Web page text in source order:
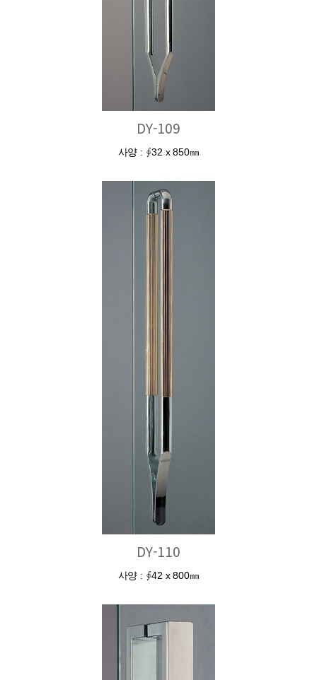
DY-109
사양 : ∮32 x 850㎜
DY-110
사양 : ∮42 x 800㎜